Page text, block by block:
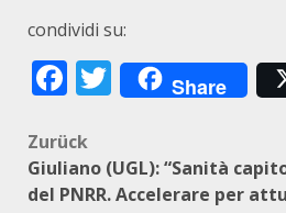
condividi su:
Facebook
Twitter
Share
Zurück
Giuliano (UGL): “Sanità
del PNRR. Accelerare per